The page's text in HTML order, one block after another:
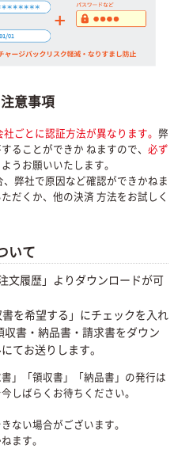
意事項
社ごとに認証方法が異なります。弊
ることができか ねますので、必ず
うお願いいたします。
、弊社で原因など確認ができかねま
だくか、他の決済 方法をお試しく
いて
文履歴」よりダウンロードが可
を希望する」にチェックを入れ
書・納品書・請求書をダウン
てお送りします。
」「領収書」「納品書」の発行は
しばらくお待ちください。
ない場合がございます。
ます。